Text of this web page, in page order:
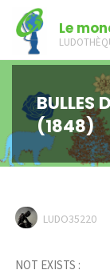
content
Le
BULLES
(1848)
LUDO35220
NOT EXISTS :